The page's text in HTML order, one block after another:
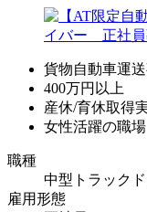
貨物自動車運
400万円以上
産休/育休取得
女性活躍の職場
職種
中型トラック
雇用形態